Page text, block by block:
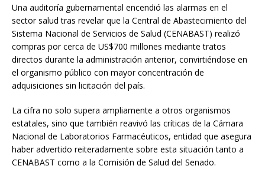
Una auditoría gubernamental encendió las alarmas en el
sector salud tras revelar que la Central de Abastecimiento del
Sistema Nacional de Servicios de Salud (CENABAST) realizó
compras por cerca de US$700 millones mediante tratos
directos durante la administración anterior, convirtiéndose en
el organismo público con mayor concentración de
adquisiciones sin licitación del país.
La cifra no solo supera ampliamente a otros organismos
estatales, sino que también reavivó las críticas de la Cámara
Nacional de Laboratorios Farmacéuticos, entidad que asegura
haber advertido reiteradamente sobre esta situación tanto a
CENABAST como a la Comisión de Salud del Senado.